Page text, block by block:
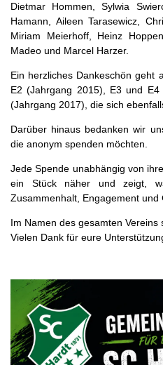
Dietmar Hommen, Sylwia
Hamann, Aileen Tarasewicz,
Miriam Meierhoff, Heinz
Madeo und Marcel Harzer.
Ein herzliches Dankeschön geht
E2 (Jahrgang 2015), E3 und
(Jahrgang 2017), die sich
Darüber hinaus bedanken wir
die anonym spenden möchten.
Jede Spende unabhängig von
ein Stück näher und zeigt,
Zusammenhalt, Engagement und
Im Namen des gesamten Vereins
Vielen Dank für eure